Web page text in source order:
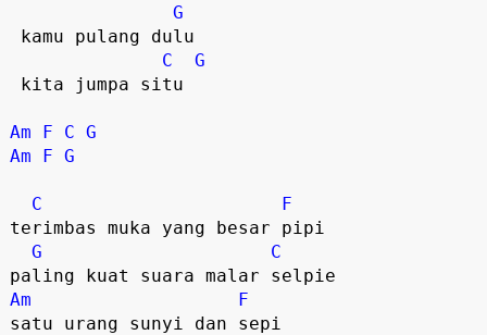
G
C
G
Am F C G
Am
F G
C
F
terimbas muka yang besar pipi
G
C
Am
F
satu urang sunyi dan sepi